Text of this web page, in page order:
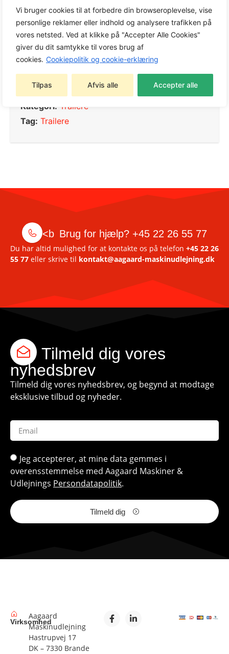
Vi bruger cookies til at forbedre din browseroplevelse, vise
personlige reklamer eller indhold og analysere trafikken på
vores netsted. Ved at klikke på "Accepter Alle Cookies"
giver du dit samtykke til vores brug af
cookies. Cookiepolitik og cookie-erklæring
Tilpas Afvis alle Accepter alle
Produktinfo
Varenummer:
Kategori: Trailere
Tag: Trailere
<b Brug for hjælp? +45 22 26 55 77
Du har altid mulighed for at kontakte os på telefon +45 22 26
55 77 eller skrive til kontakt@aagaard-maskinudlejning.dk
Tilmeld dig vores
nyhedsbrev
Tilmeld dig vores nyhedsbrev, og begynd at modtage
eksklusive tilbud og nyheder.
Jeg accepterer, at mine data gemmes i
overensstemmelse med Aagaard Maskiner &
Udlejnings Persondatapolitik.
Tilmeld dig
Virksomhed
Aagaard
Maskinudlejning
Hastrupvej 17
DK – 7330 Brande